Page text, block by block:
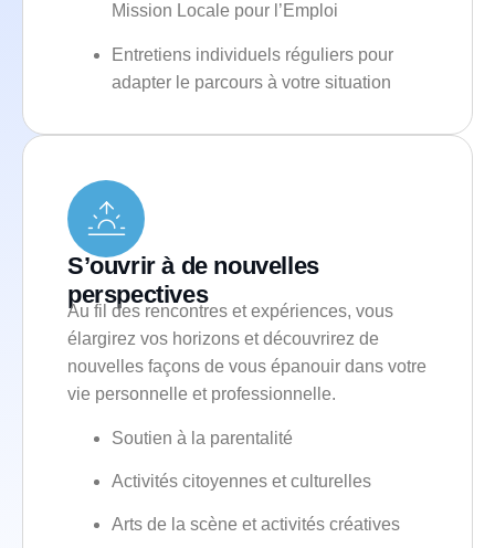
Mission Locale pour l’Emploi
Entretiens individuels réguliers pour
adapter le parcours à votre situation
S’ouvrir à de nouvelles
perspectives
Au fil des rencontres et expériences, vous
élargirez vos horizons et découvrirez de
nouvelles façons de vous épanouir dans votre
vie personnelle et professionnelle.
Soutien à la parentalité
Activités citoyennes et culturelles
Arts de la scène et activités créatives